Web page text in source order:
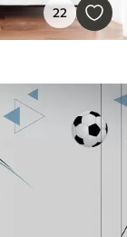
22